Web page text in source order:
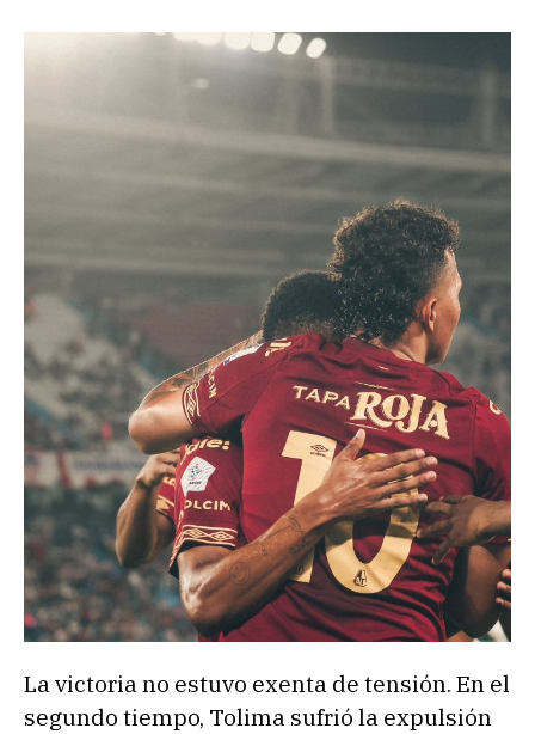
La victoria no estuvo exenta de tensión. En el
segundo tiempo, Tolima sufrió la expulsión